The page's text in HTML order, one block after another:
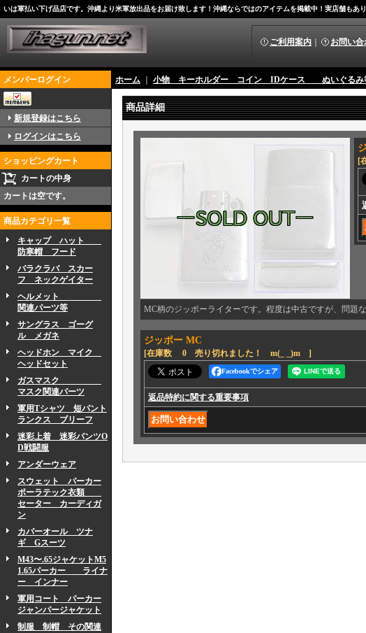
いは軍払い下げ品店です。沖縄より米軍放出品をお届け致します！沖縄ならではのアイテムを掲載中！実店舗もあ
ご利用案内 お問い合
メンバーログイン
新規登録はこちら
ログインはこちら
ショッピングカート
カートの中身
カートは空です。
商品カテゴリ一覧
キャップ ハット
防寒帽 フード
バラクラバ スカー
フ ネックゲイター
ヘルメット
関連パーツ等
サングラス ゴーグ
ル メガネ
ヘッドホン マイク
ヘッドセット
ガスマスク
マスク関連パーツ
軍用Tシャツ 短パント
ランクス ブリーフ
迷彩上着 迷彩パンツO
D戦闘服
アンダーウェア
スウェット パーカー
ポーラテック衣類
セーター カーディガ
ン
カバーオール ツナ
ギ Gスーツ
M43〜.65ジャケットM5
1.65パーカー ライナ
ー インナー
軍用コート パーカー
ジャンパージャケット
制服 制帽 その関連
ホーム 小物 キーホルダー コイン IDケース ぬいぐるみ
商品詳細
[
MC柄のジッポーライターです。程度は中古ですが、問題
ジッポー MC
[在庫数 0 売り切れました！ m(_ _)m ]
Facebookでシェア
返品特約に関する重要事項